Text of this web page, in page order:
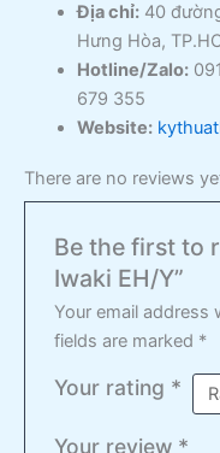
Địa chỉ:40
Hưng Hòa,
Hotline/Zalo:
679 355
Website:
There are no reviews
Be the first to
Iwaki EH/Y”
Your email address
fields are marked *
Your rating *
Your review *